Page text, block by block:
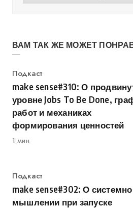
ВАМ ТАК ЖЕ МОЖЕТ
Категория
Подкаст
make sense#310: О
уровне Jobs To Be Done,
работ и механиках
формирования ценностей
1 мин
Категория
Подкаст
make sense#302: О
мышлении при запуске